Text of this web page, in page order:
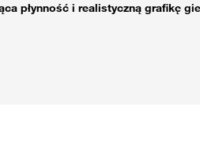
płynność i realistyczną grafikę